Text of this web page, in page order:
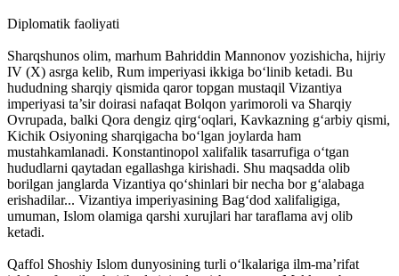
Diplomatik faoliyati
Sharqshunos olim, marhum Bahriddin Mannonov yozishicha, hijriy
IV (X) asrga kelib, Rum imperiyasi ikkiga bo‘linib ketadi. Bu
hududning sharqiy qismida qaror topgan mustaqil Vizantiya
imperiyasi ta’sir doirasi nafaqat Bolqon yarimoroli va Sharqiy
Ovrupada, balki Qora dengiz qirg‘oqlari, Kavkazning g‘arbiy qismi,
Kichik Osiyoning sharqigacha bo‘lgan joylarda ham
mustahkamlanadi. Konstantinopol xalifalik tasarrufiga o‘tgan
hududlarni qaytadan egallashga kirishadi. Shu maqsadda olib
borilgan janglarda Vizantiya qo‘shinlari bir necha bor g‘alabaga
erishadilar... Vizantiya imperiyasining Bag‘dod xalifaligiga,
umuman, Islom olamiga qarshi xurujlari har taraflama avj olib
ketadi.
Qaffol Shoshiy Islom dunyosining turli o‘lkalariga ilm-ma’rifat